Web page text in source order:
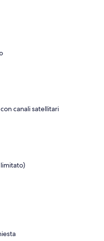
canali satellitari